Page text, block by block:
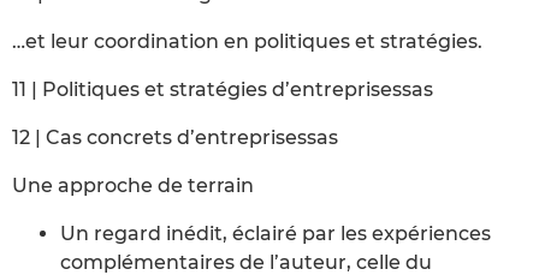
…et leur coordination en politiques et stratégies.
11 | Politiques et stratégies d’entreprisessas
12 | Cas concrets d’entreprisessas
Une approche de terrain
Un regard inédit, éclairé par les expériences
complémentaires de l’auteur, celle du